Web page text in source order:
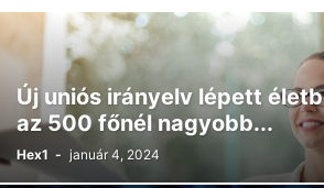
OTTHON PÉNZÜGY
TÁMOGATOTT TARTALOM
Új uniós irányelv lépett
az 500 főnél nagyobb...
Hex1 - január 4, 2024